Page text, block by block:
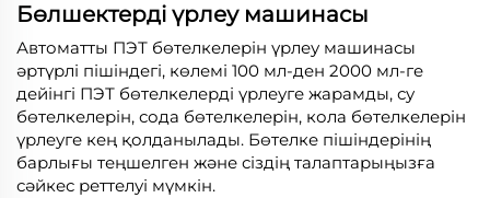
Бөлшектерді үрлеу машинасы
Автоматты ПЭТ бөтелкелерін үрлеу машинасы
әртүрлі пішіндегі, көлемі 100 мл-ден 2000 мл-ге
дейінгі ПЭТ бөтелкелерді үрлеуге жарамды, су
бөтелкелерін, сода бөтелкелерін, кола бөтелкелерін
үрлеуге кең қолданылады. Бөтелке пішіндерінің
барлығы теңшелген және сіздің талаптарыңызға
сәйкес реттелуі мүмкін.